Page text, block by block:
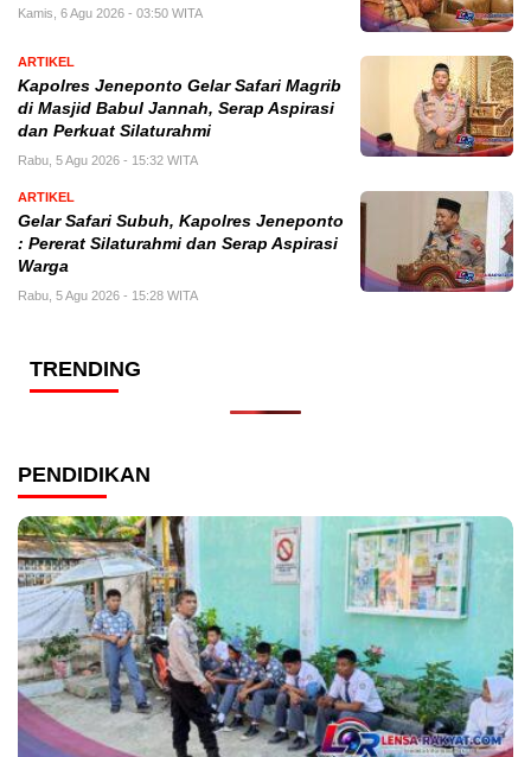
Kamis, 6 Agu 2026 - 03:50 WITA
ARTIKEL
Kapolres Jeneponto Gelar Safari Magrib
di Masjid Babul Jannah, Serap Aspirasi
dan Perkuat Silaturahmi
Rabu, 5 Agu 2026 - 15:32 WITA
ARTIKEL
Gelar Safari Subuh, Kapolres Jeneponto
: Pererat Silaturahmi dan Serap Aspirasi
Warga
Rabu, 5 Agu 2026 - 15:28 WITA
TRENDING
PENDIDIKAN